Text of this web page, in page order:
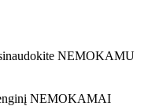
NEMOKAMU
NEMOKAMAI